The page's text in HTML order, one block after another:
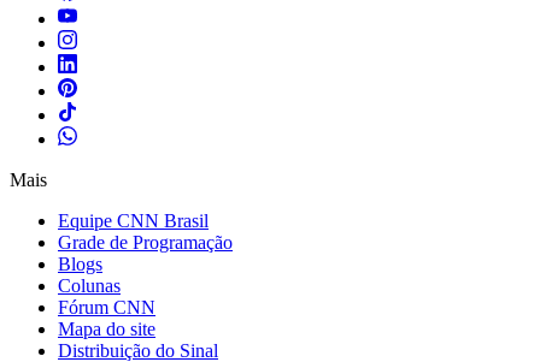
Mais
Equipe CNN Brasil
Grade de Programação
Blogs
Colunas
Fórum CNN
Mapa do site
Distribuição do Sinal